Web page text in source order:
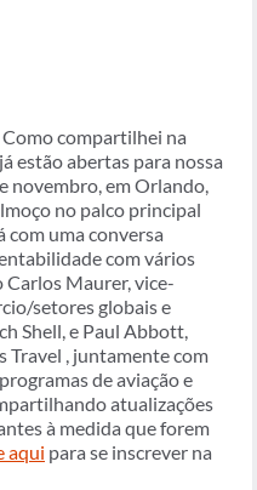
Como compartilhei na
estão abertas para nossa
novembro, em Orlando,
no palco principal
uma conversa
com vários
Maurer, vice-
setores globais e
Shell, e Paul Abbott,
Travel , juntamente com
de aviação e
atualizações
à medida que forem
aqui para se inscrever na